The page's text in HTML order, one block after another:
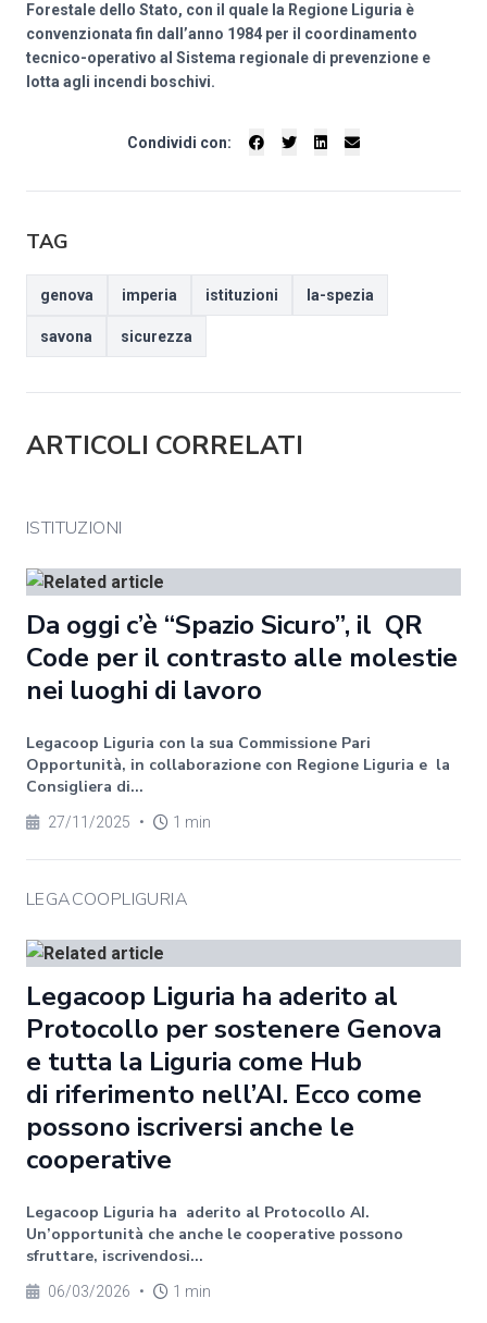
Forestale dello Stato, con il quale la Regione Liguria è
convenzionata fin dall’anno 1984 per il coordinamento
tecnico-operativo al Sistema regionale di prevenzione e
lotta agli incendi boschivi.
Condividi con:
TAG
genova imperia istituzioni la-spezia
savona sicurezza
ARTICOLI CORRELATI
ISTITUZIONI
Da oggi c’è “Spazio Sicuro”, il QR
Code per il contrasto alle molestie
nei luoghi di lavoro
Legacoop Liguria con la sua Commissione Pari
Opportunità, in collaborazione con Regione Liguria e la
Consigliera di...
27/11/2025 • 1 min
LEGACOOPLIGURIA
Legacoop Liguria ha aderito al
Protocollo per sostenere Genova
e tutta la Liguria come Hub
di riferimento nell’AI. Ecco come
possono iscriversi anche le
cooperative
Legacoop Liguria ha aderito al Protocollo AI.
Un’opportunità che anche le cooperative possono
sfruttare, iscrivendosi...
06/03/2026 • 1 min